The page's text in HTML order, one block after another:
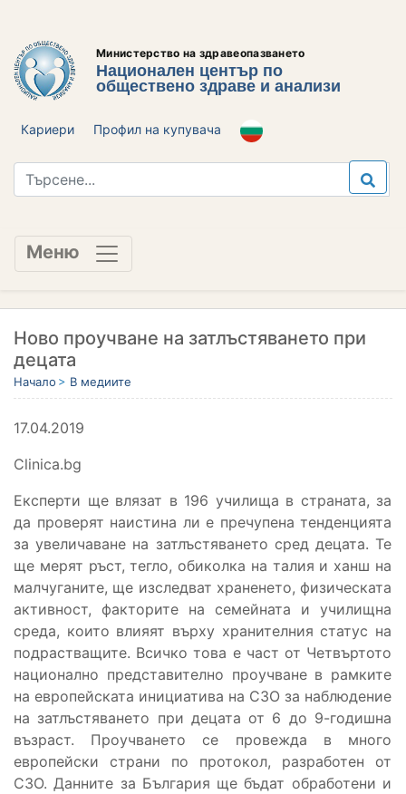
Министерство на здравеопазването
Национален център по
обществено здраве и анализи
Кариери Профил на купувача
Меню
Ново проучване на затлъстяването при
децата
Начало В медиите
17.04.2019
Clinica.bg
Експерти ще влязат в 196 училища в страната, за
да проверят наистина ли е пречупена тенденцията
за увеличаване на затлъстяването сред децата. Те
ще мерят ръст, тегло, обиколка на талия и ханш на
малчуганите, ще изследват храненето, физическата
активност, факторите на семейната и училищна
среда, които влияят върху хранителния статус на
подрастващите. Всичко това е част от Четвъртото
национално представително проучване в рамките
на европейската инициатива на СЗО за наблюдение
на затлъстяването при децата от 6 до 9-годишна
възраст. Проучването се провежда в много
европейски страни по протокол, разработен от
СЗО. Данните за България ще бъдат обработени и